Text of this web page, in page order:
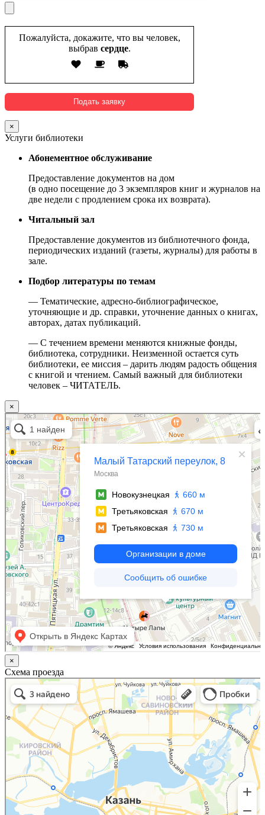
Пожалуйста, докажите, что вы человек,
выбрав сердце.
×
Услуги библиотеки
Абонементное обслуживание
Предоставление документов на дом
(в одно посещение до 3 экземпляров книг и журналов на
две недели с продлением срока их возврата).
Читальный зал
Предоставление документов из библиотечного фонда,
периодических изданий (газеты, журналы) для работы в
зале.
Подбор литературы по темам
— Тематические, адресно-библиографическое,
уточняющие и др. справки, уточнение данных о книгах,
авторах, датах публикаций.
— С течением времени меняются книжные фонды,
библиотека, сотрудники. Неизменной остается суть
библиотеки, ее миссия – дарить людям радость общения
с книгой и чтением. Самый важный для библиотеки
человек – ЧИТАТЕЛЬ.
×
Москва
Малый Татарский переулок, 8 на карте Москвы, ближайшее метро Новокузнецкая —
Яндекс.Карты
×
Схема проезда
Казань
Малый Татарский переулок, 8 на карте Москвы, ближайшее метро Новокузнецкая —
Яндекс.Карты